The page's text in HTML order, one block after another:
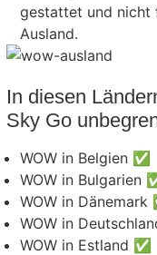
gestattet und nicht
Ausland.
In diesen
Sky Go
WOW in Belgien ✅
WOW in Bulgarien
WOW in Dänemark
WOW in
WOW in Estland ✅